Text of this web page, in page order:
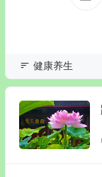
健康养生